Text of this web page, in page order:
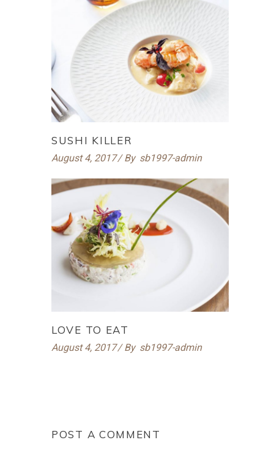
SUSHI KILLER
August 4, 2017 By sb1997-admin
LOVE TO EAT
August 4, 2017 By sb1997-admin
POST A COMMENT